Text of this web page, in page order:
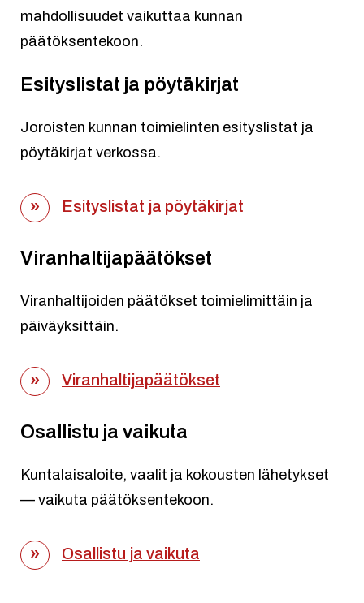
mahdollisuudet vaikuttaa kunnan
päätöksentekoon.
Esityslistat ja pöytäkirjat
Joroisten kunnan toimielinten esityslistat ja
pöytäkirjat verkossa.
Esityslistat ja pöytäkirjat
Viranhaltijapäätökset
Viranhaltijoiden päätökset toimielimittäin ja
päiväyksittäin.
Viranhaltijapäätökset
Osallistu ja vaikuta
Kuntalaisaloite, vaalit ja kokousten lähetykset
— vaikuta päätöksentekoon.
Osallistu ja vaikuta